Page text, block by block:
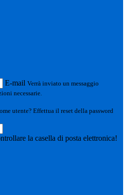
E-mail Verrà inviato un messaggio
necessarie.
utente? Effettua il reset della password
la casella di posta elettronica!